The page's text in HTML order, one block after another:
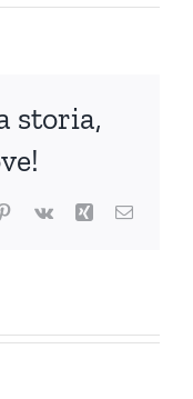
storia,
Pinterest
Vk Xing Email